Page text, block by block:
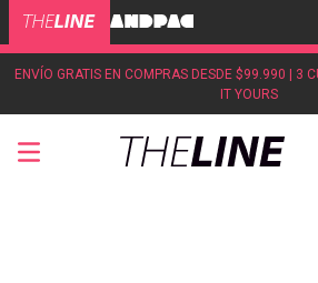
ENVÍO GRATIS EN COMPRAS DESDE $99.990 | 3
IT YOURS